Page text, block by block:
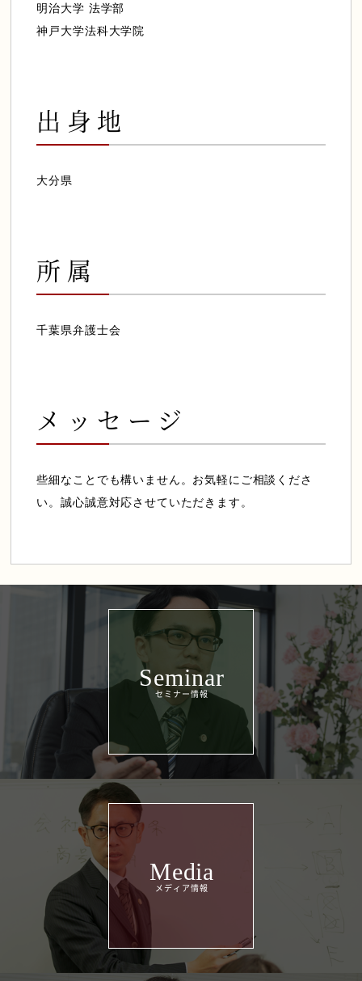
明治大学 法学部
神戸大学法科大学院
出身地
大分県
所属
千葉県弁護士会
メッセージ
些細なことでも構いません。お気軽にご相談くださ
い。誠心誠意対応させていただきます。
Seminar
Media